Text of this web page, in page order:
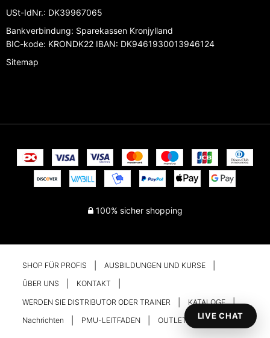
USt-IdNr.: DK39967065
Bankverbindung: Sparekassen Kronjylland
BIC-kode: KRONDK22 IBAN: DK9461930013946124
Sitemap
100% sicher shopping
SHOP FÜR PROFIS AUSBILDUNGEN UND KURSE
ÜBER UNS KONTAKT
WERDEN SIE DISTRIBUTOR ODER TRAINER KATALOGE
Nachrichten PMU-LEITFADEN OUTLET Ihr Konto
LIVE CHAT